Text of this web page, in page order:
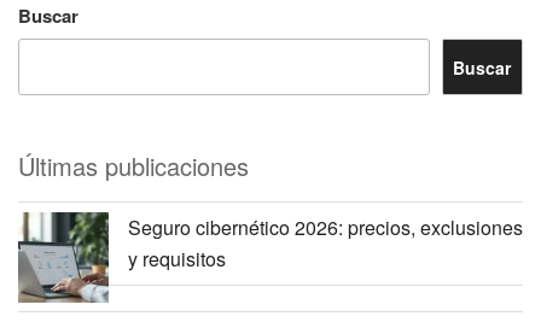
Buscar
Buscar
Últimas publicaciones
Seguro cibernético 2026: precios, exclusiones
y requisitos